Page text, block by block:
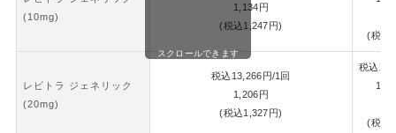
(10mg)
1,134円
(税込1,247円)
(税込
レビトラ ジェネリック
(20mg)
税込 13,266円/1回
1,206円
(税込1,327円)
税込
1錠
(税込
スクロールできます